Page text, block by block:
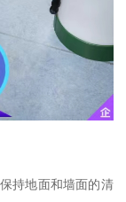
持地面和墙面的清